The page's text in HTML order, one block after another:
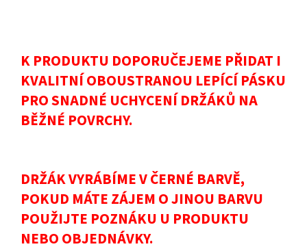
K PRODUKTU DOPORUČEJEME PŘIDAT I
KVALITNÍ OBOUSTRANOU LEPÍCÍ PÁSKU
PRO SNADNÉ UCHYCENÍ DRŽÁKŮ NA
BĚŽNÉ POVRCHY.
DRŽÁK VYRÁBÍME V ČERNÉ BARVĚ,
POKUD MÁTE ZÁJEM O JINOU BARVU
POUŽIJTE POZNÁKU U PRODUKTU
NEBO OBJEDNÁVKY.